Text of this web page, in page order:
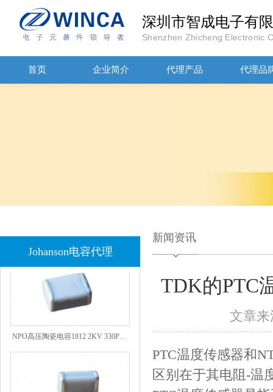
深圳市智成电子有
Shenzhen Zhicheng Electronic
首页 企业简介 代理产品 代理品
Johanson电容代理
JOHANOSN高压贴片电容1206/NPO/1000V/220PF/J档封装
新闻资讯
TDK的PTC
文章
PTC温度传感器和
区别在于其电阻-温